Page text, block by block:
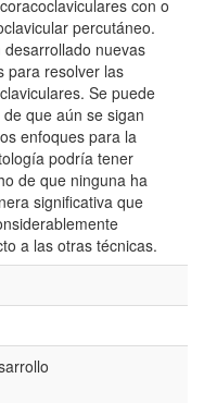
con o
percutáneo.
nuevas
para resolver las
Se puede
que aún se sigan
enfoques para la
podría tener
de que ninguna ha
significativa que
a las otras técnicas.